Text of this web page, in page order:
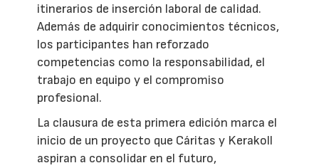
itinerarios de inserción laboral de calidad.
Además de adquirir conocimientos técnicos,
los participantes han reforzado
competencias como la responsabilidad, el
trabajo en equipo y el compromiso
profesional.
La clausura de esta primera edición marca el
inicio de un proyecto que Cáritas y Kerakoll
aspiran a consolidar en el futuro,